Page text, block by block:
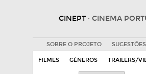
CINEPT · CINEMA
SOBRE O PROJETO SUGESTÕES
FILMES GÉNEROS TRAILERS/